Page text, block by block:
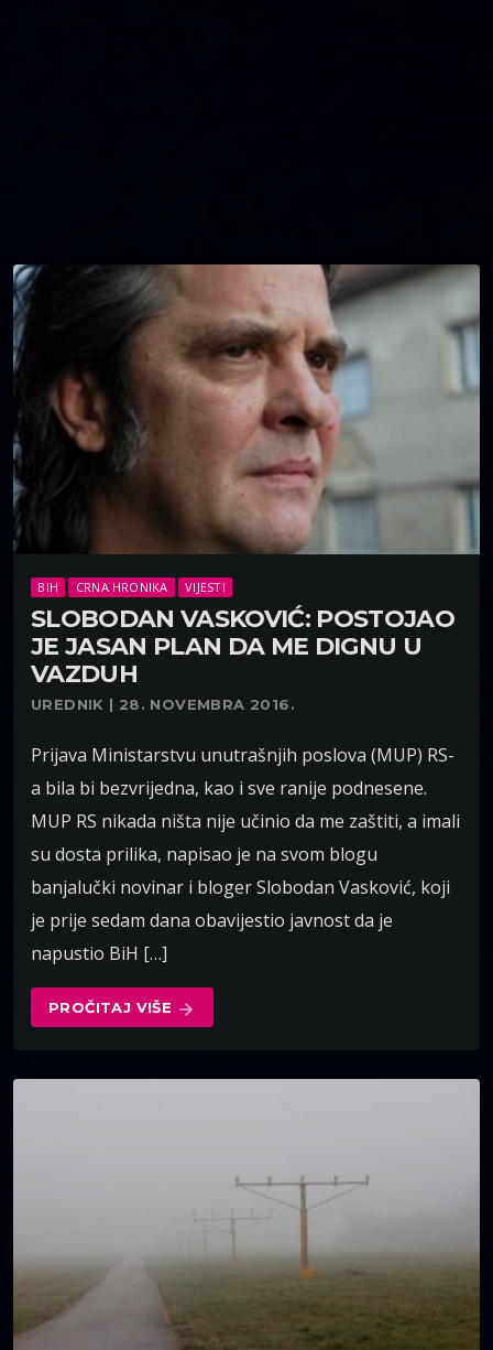
BIH CRNA HRONIKA VIJESTI
SLOBODAN VASKOVIĆ: POSTOJAO
JE JASAN PLAN DA ME DIGNU U
VAZDUH
UREDNIK | 28. NOVEMBRA 2016.
Prijava Ministarstvu unutrašnjih poslova (MUP) RS-
a bila bi bezvrijedna, kao i sve ranije podnesene.
MUP RS nikada ništa nije učinio da me zaštiti, a imali
su dosta prilika, napisao je na svom blogu
banjalučki novinar i bloger Slobodan Vasković, koji
je prije sedam dana obavijestio javnost da je
napustio BiH […]
PROČITAJ VIŠE arrow_forward